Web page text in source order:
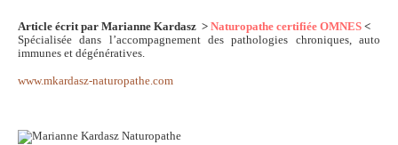
Article écrit par Marianne Kardasz > Naturopathe certifiée OMNES <
Spécialisée dans l’accompagnement des pathologies chroniques, auto
immunes et dégénératives.
www.mkardasz-naturopathe.com